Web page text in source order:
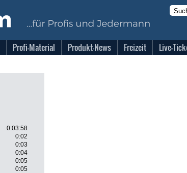
Profi-Material Produkt-News Freizeit Live-
0:03:58
0:02
0:03
0:04
0:05
0:05